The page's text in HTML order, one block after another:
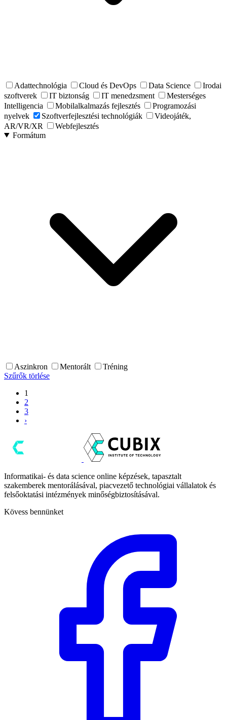
Adattechnológia Cloud és DevOps Data Science
Irodai
szoftverek
IT biztonság IT menedzsment
Mesterséges
Intelligencia
Mobilalkalmazás fejlesztés
Programozási
nyelvek
Szoftverfejlesztési technológiák
Videojáték,
AR/VR/XR
Webfejlesztés
Formátum
Aszinkron Mentorált
Tréning
Szűrők törlése
1
2
3
›
Informatikai- és data science online képzések, tapasztalt
szakemberek mentorálásával, piacvezető technológiai vállalatok és
felsőoktatási intézmények minőségbiztosításával.
Kövess bennünket